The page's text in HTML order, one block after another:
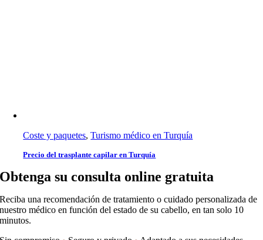
Coste y paquetes,Turismo médico en Turquía
Precio del trasplante capilar en Turquía
Obtenga su consulta online gratuita
Reciba una recomendación de tratamiento o cuidado personalizada de
nuestro médico en función del estado de su cabello, en tan solo 10
minutos.